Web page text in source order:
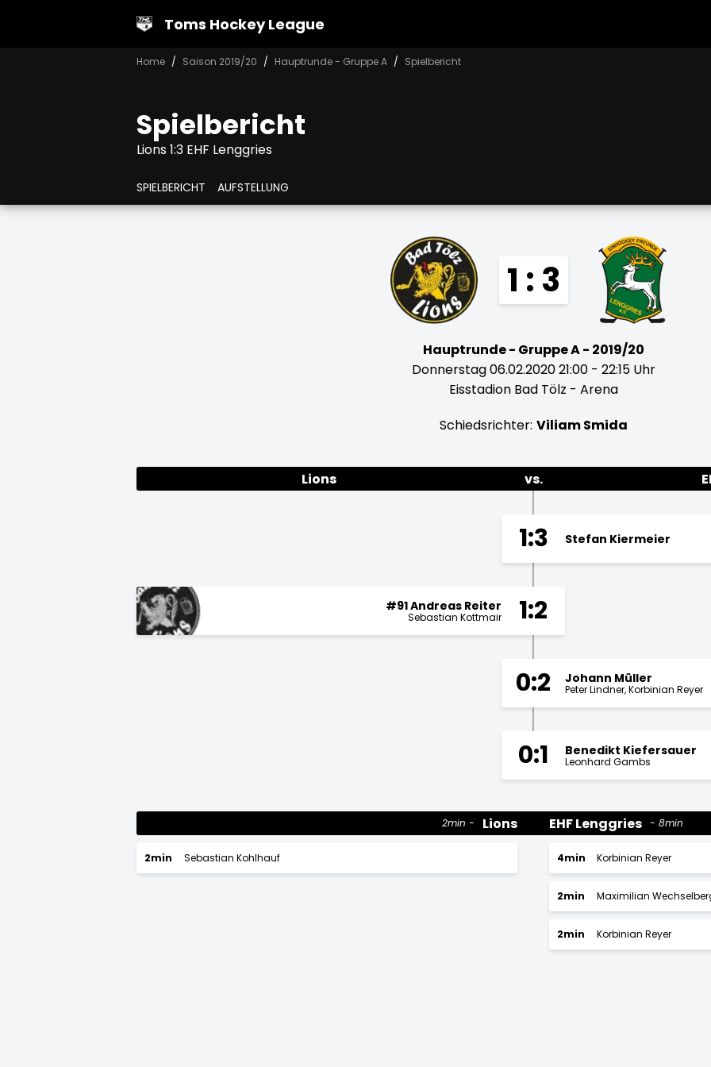
Toms Hockey League
Home Saison 2019/20 Hauptrunde - Gruppe A Spielbericht
Spielbericht
Lions 1:3 EHF Lenggries
SPIELBERICHT AUFSTELLUNG
1 : 3
Hauptrunde - Gruppe A - 2019/20
Donnerstag 06.02.2020 21:00 - 22:15 Uhr
Eisstadion Bad Tölz - Arena
Schiedsrichter: Viliam Smida
Lions vs.
1:3 Stefan Kiermeier
1:2
#91 Andreas Reiter
Sebastian Kottmair
0:2 Johann Müller
Peter Lindner Korbinian Reyer
0:1 Benedikt Kiefersauer
Leonhard Gambs
Lions
2min
2min Sebastian Kohlhauf
EHF Lenggries 8min
4min Korbinian Reyer
2min Maximilian
2min Korbinian Reyer